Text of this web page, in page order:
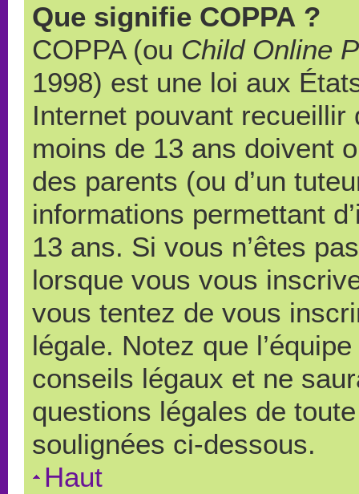
Que signifie COPPA ?
COPPA (ou Child Online
1998) est une loi aux
Internet pouvant
moins de 13 ans doivent
des parents (ou d’un
informations permettant
13 ans. Si vous n’êtes
lorsque vous vous
vous tentez de vous
légale. Notez que
conseils légaux et ne
questions légales de
soulignées ci-dessous.
Haut